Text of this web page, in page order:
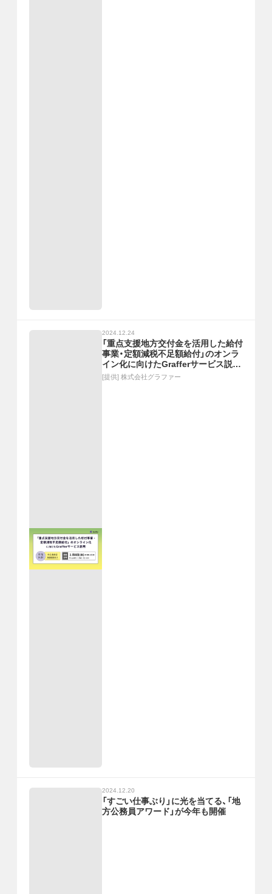
2024.12.24
「重点支援地方交付金を活用した給付
事業・定額減税不足額給付」のオンラ
イン化に向けたGrafferサービス説明
会
[提供] 株式会社グラファー
2024.12.20
「すごい仕事ぶり」に光を当てる、「地
方公務員アワード」が今年も開催